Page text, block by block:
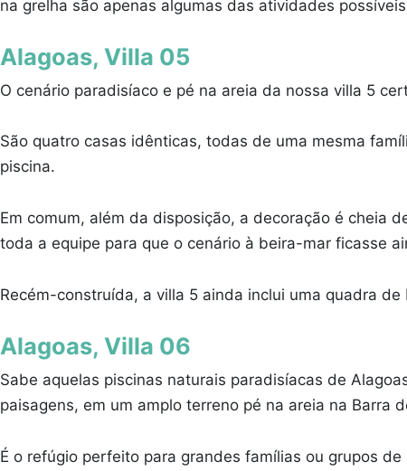
na grelha são apenas algumas das atividades
Alagoas, Villa 05
O cenário paradisíaco e pé na areia da nossa villa 5
São quatro casas idênticas, todas de uma mesma
piscina.
Em comum, além da disposição, a decoração é cheia
toda a equipe para que o cenário à beira-mar ficasse
Recém-construída, a villa 5 ainda inclui uma quadra
Alagoas, Villa 06
Sabe aquelas piscinas naturais paradisíacas de
paisagens, em um amplo terreno pé na areia na Barra
É o refúgio perfeito para grandes famílias ou grupos